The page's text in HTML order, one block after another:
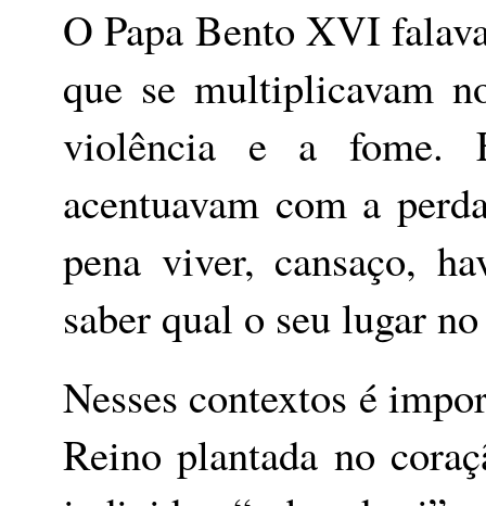
O Papa Bento XVI
que se multiplicavam
violência e a fome.
acentuavam com a
pena viver, cansaço,
saber qual o seu lugar
Nesses contextos é
Reino plantada no